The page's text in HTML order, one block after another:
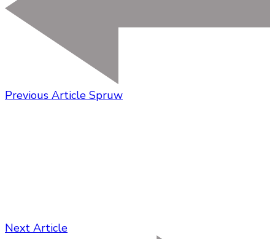
Previous Article Spruw
Next Article